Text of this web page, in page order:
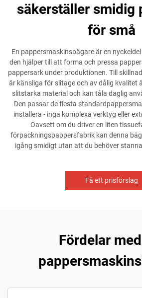
säkerställer smidig
för små
En pappersmaskinsbägare är en
den hjälper till att forma och pressa
pappersark under produktionen. Till
är känsliga för slitage och av dålig kvalitet
slitstarka material och kan tåla daglig
Den passar de flesta
installera - inga komplexa verktyg eller
Oavsett om du driver en liten
förpackningspappersfabrik kan denna
igång smidigt utan att du behöver
Få ett prisförslag
Fördelar